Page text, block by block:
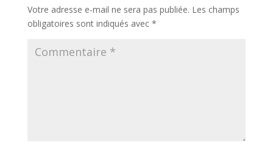
Votre adresse e-mail ne sera pas publiée. Les champs
obligatoires sont indiqués avec *